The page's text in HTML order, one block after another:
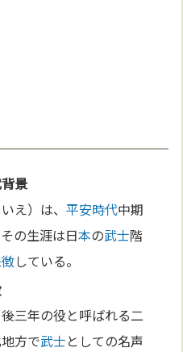
景
え）は、平安時代中期
の生涯は日本の武士階
している。
三年の役と呼ばれる二
方で武士としての名声